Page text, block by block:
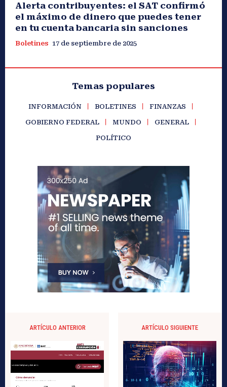
Alerta contribuyentes: el SAT confirmó
el máximo de dinero que puedes tener
en tu cuenta bancaria sin sanciones
Boletines 17 de septiembre de 2025
Temas populares
INFORMACIÓN BOLETINES FINANZAS
GOBIERNO FEDERAL MUNDO GENERAL
POLÍTICO
ARTÍCULO ANTERIOR ARTÍCULO SIGUIENTE